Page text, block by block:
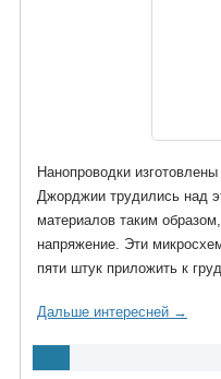
Нанопроводки
Джорджии трудились над
материалов таким
напряжение. Эти
пяти штук приложить к
Дальше интересней →